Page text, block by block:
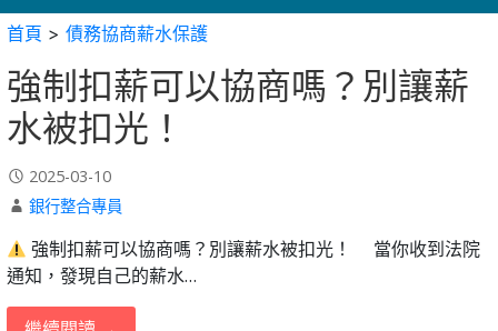
首頁 >債務協商薪水保護
強制扣薪可以協商嗎？別讓薪
水被扣光！
2025-03-10
銀行整合專員
強制扣薪可以協商嗎？別讓薪水被扣光！ ⠀ 當你收到法院
通知，發現自己的薪水…